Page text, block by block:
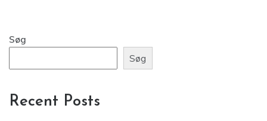
Søg
Søg
Recent Posts